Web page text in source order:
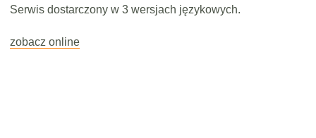
Serwis dostarczony w 3 wersjach językowych.
zobacz online